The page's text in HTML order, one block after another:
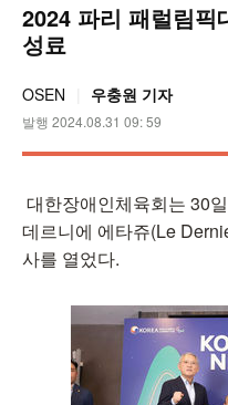
2024 파리 패럴림픽
성료
OSEN 우충원 기자
발행 2024.08.31 09: 59
대한장애인체육회는 30
데르니에 에타쥬(Le
사를 열었다.